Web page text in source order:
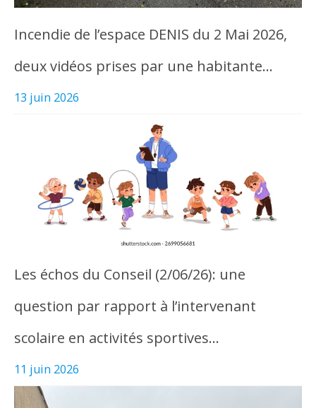
Incendie de l’espace DENIS du 2 Mai 2026,
deux vidéos prises par une habitante…
13 juin 2026
Les échos du Conseil (2/06/26): une
question par rapport à l’intervenant
scolaire en activités sportives…
11 juin 2026